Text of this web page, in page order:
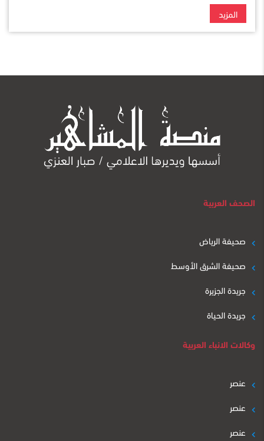
المزيد
الصحف العربية
صحيفة الرياض
صحيفة الشرق الأوسط
جريدة الجزيرة
جريدة الحياة
وكالات الانباء العربية
عنصر
عنصر
عنصر